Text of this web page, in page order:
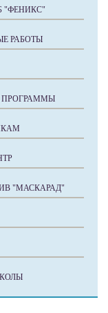
"ФЕНИКС"
РАБОТЫ
ПРОГРАММЫ
"МАСКАРАД"